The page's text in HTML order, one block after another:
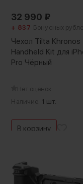
32 990 ₽
+ 837 Бонусных
Чехол Tilta Khronos
Handheld Kit для
Pro Чёрный
Нет оценок
Наличие: 1 шт.
В корзину